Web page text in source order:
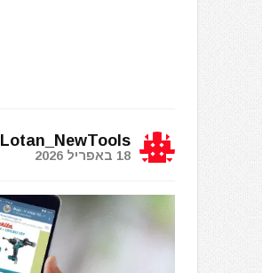
Lotan_NewTools
18 באפריל 2026